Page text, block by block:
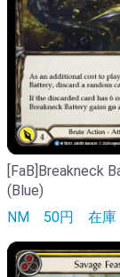
[FaB]Breakneck
(Blue)
NM 50円 在庫